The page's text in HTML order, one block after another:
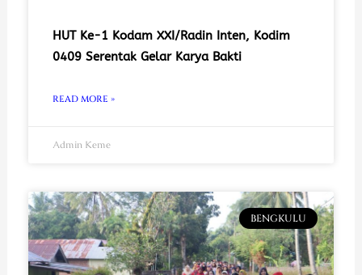
HUT Ke-1 Kodam XXI/Radin Inten, Kodim
0409 Serentak Gelar Karya Bakti
READ MORE »
Admin Keme
BENGKULU